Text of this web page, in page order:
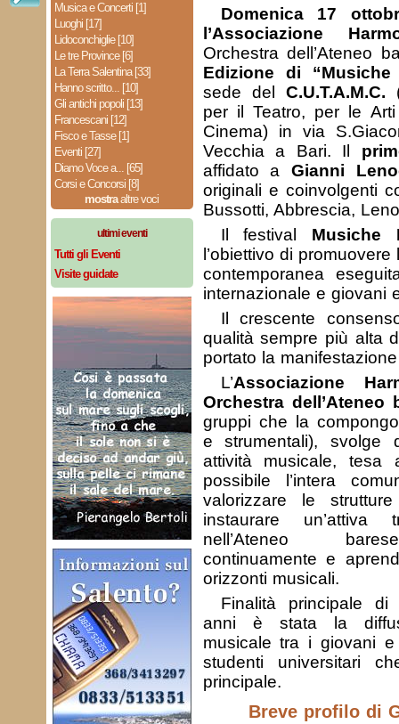
Musica e Concerti [1]
Luoghi [17]
Lidoconchiglie [10]
Le tre Province [6]
La Terra Salentina [33]
Hanno scritto... [10]
Gli antichi popoli [13]
Francescani [12]
Fisco e Tasse [1]
Eventi [27]
Diamo Voce a... [65]
Corsi e Concorsi [8]
mostraaltre voci
ultimi eventi
Tutti gli Eventi
Visite guidate
Domenica 17
l’Associazione
Orchestra dell’Ateneo
Edizione di
sede del C.U.T.A.M.C.
per il Teatro, per le
Cinema) in via
Vecchia a Bari. Il
affidato a Gianni
originali e coinvolgenti
Bussotti, Abbrescia,
Il festival Musiche
l’obiettivo di
contemporanea
internazionale e giovani
Il crescente
qualità sempre più alta
portato la
L’Associazione
Orchestra dell’Ateneo
gruppi che la
e strumentali), svolge
attività musicale, tesa
possibile l’intera
valorizzare le
instaurare un’attiva
nell’Ateneo
continuamente e
orizzonti musicali.
Finalità principale
anni è stata la
musicale tra i giovani
studenti universitari
principale.
Breve profilo di